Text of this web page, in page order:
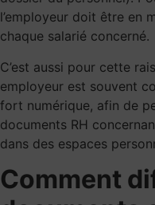
l’employeur doit être en
chaque salarié concerné.
C’est aussi pour cette
employeur est souvent
fort numérique, afin de
documents RH
dans des espaces
Comment